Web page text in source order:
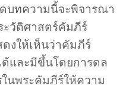
บทความ​นี้​จะ​พิจารณา​
ะวัติศาสตร์​คัมภีร์​
ง​ให้​เห็น​ว่า​คัมภีร์​
และ​มี​ขึ้น​โดย​การ​ดล​
น​พระ​คัมภีร์​ให้​ความ​